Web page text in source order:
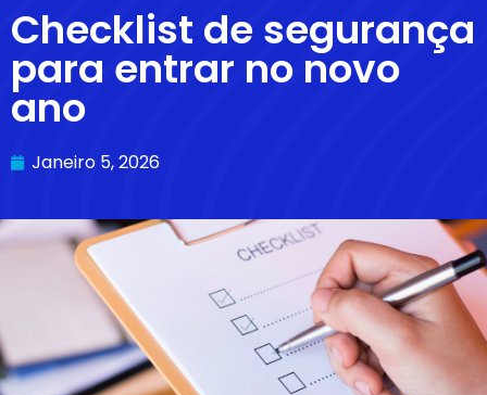
Checklist de segurança
para entrar no novo
ano
Janeiro 5, 2026